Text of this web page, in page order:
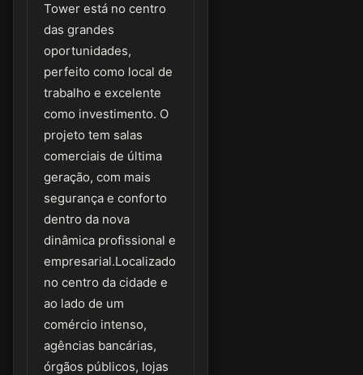
Tower está no centro
das grandes
oportunidades,
perfeito como local de
trabalho e excelente
como investimento. O
projeto tem salas
comerciais de última
geração, com mais
segurança e conforto
dentro da nova
dinâmica profissional e
empresarial.Localizado
no centro da cidade e
ao lado de um
comércio intenso,
agências bancárias,
órgãos públicos, lojas